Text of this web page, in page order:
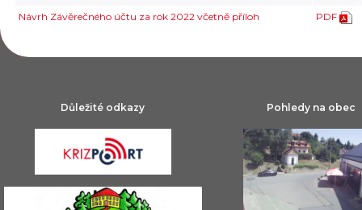
Návrh Závěrečného účtu za rok 2022 včetně příloh
PDF
Důležité odkazy Pohledy na obec